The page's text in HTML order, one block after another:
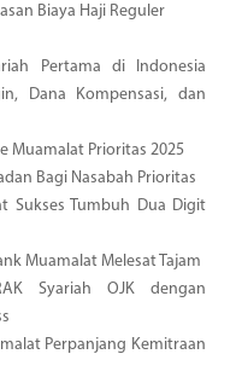
Biaya Haji Reguler
Pertama di Indonesia
Dana Kompensasi, dan
Muamalat Prioritas 2025
Bagi Nasabah Prioritas
Sukses Tumbuh Dua Digit
Muamalat Melesat Tajam
Syariah OJK dengan
Perpanjang Kemitraan